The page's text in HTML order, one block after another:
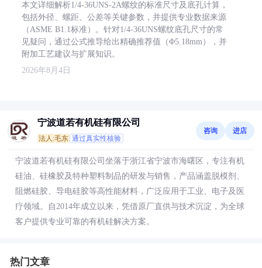
本文详细解析1/4-36UNS-2A螺纹的标准尺寸及底孔计算，
包括外径、螺距、公差等关键参数，并提供专业数据来源
（ASME B1.1标准）。针对1/4-36UNS螺纹底孔尺寸的常
见疑问，通过公式推导给出精确推荐值（Φ5.18mm），并
附加工艺建议与扩展知识。
2026年8月4日
宁波道若有机硅有限公司
法人:毛东 通过真实性核验
咨询 进店
宁波道若有机硅有限公司坐落于浙江省宁波市海曙区，专注有机
硅油、硅橡胶及特种塑料制品的研发与销售，产品涵盖脱模剂、
阻燃硅胶、导电硅胶等高性能材料，广泛应用于工业、电子及医
疗领域。自2014年成立以来，凭借原厂直供与技术沉淀，为全球
客户提供专业可靠的有机硅解决方案。
热门文章